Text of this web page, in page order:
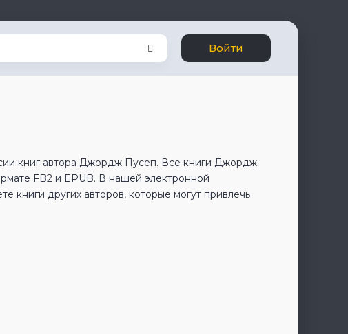
Войти
книг автора Джордж Пусеп. Все книги Джордж
FB2 и EPUB. В нашей электронной
книги других авторов, которые могут привлечь